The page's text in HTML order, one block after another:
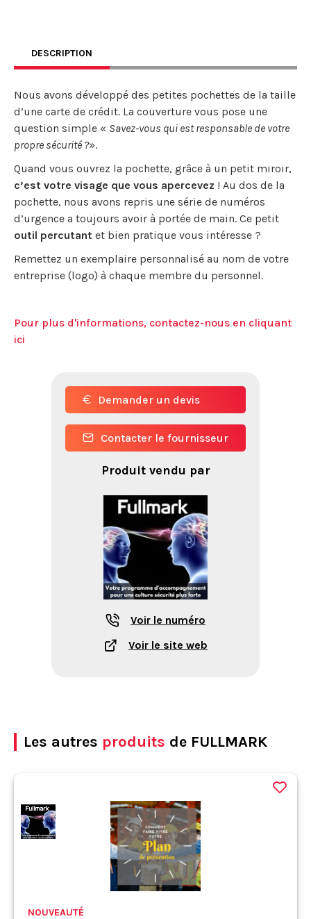
DESCRIPTION
Nous avons développé des petites pochettes de la taille
d’une carte de crédit. La couverture vous pose une
question simple « Savez-vous qui est responsable de votre
propre sécurité ?».
Quand vous ouvrez la pochette, grâce à un petit miroir,
c’est votre visage que vous apercevez ! Au dos de la
pochette, nous avons repris une série de numéros
d’urgence a toujours avoir à portée de main. Ce petit
outil percutant et bien pratique vous intéresse ?
Remettez un exemplaire personnalisé au nom de votre
entreprise (logo) à chaque membre du personnel.
Pour plus d'informations, contactez-nous en cliquant
ici
Demander un devis
Contacter le fournisseur
Produit vendu par
Voir le numéro
Voir le site web
Les autres produits de FULLMARK
NOUVEAUTÉ